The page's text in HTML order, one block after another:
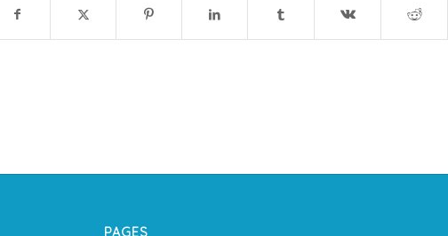
PAGES